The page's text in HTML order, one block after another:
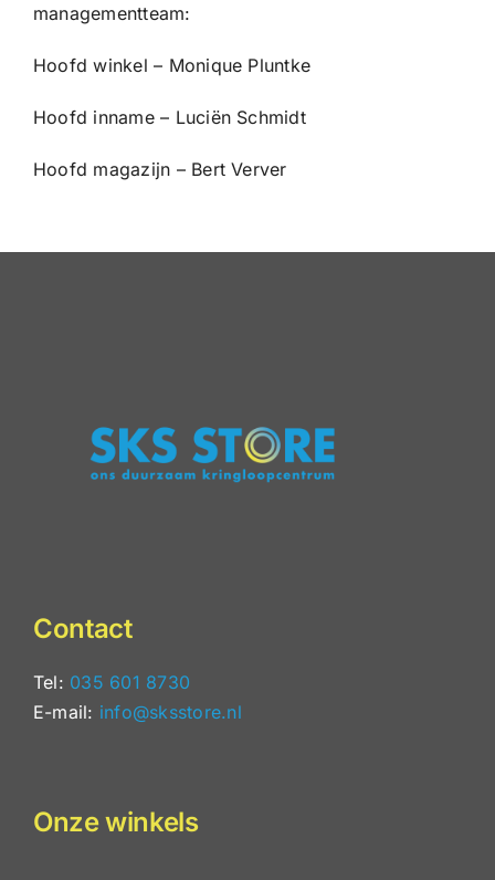
managementteam:
Hoofd winkel – Monique Pluntke
Hoofd inname – Luciën Schmidt
Hoofd magazijn – Bert Verver
Contact
Tel: 035 601 8730
E-mail: info@sksstore.nl
Onze winkels